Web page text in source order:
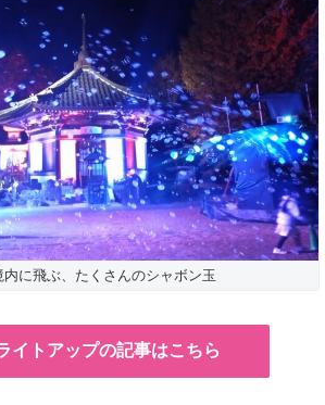
内に飛ぶ、たくさんのシャボン玉
イトアップの記事はこちら